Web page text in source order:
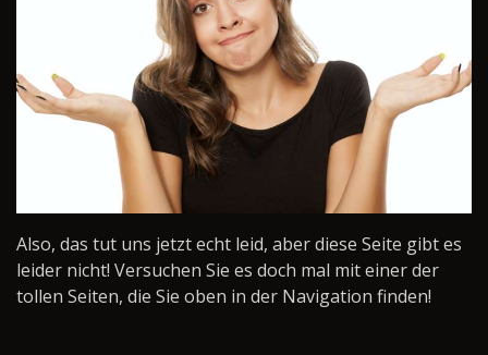
Also, das tut uns jetzt echt leid, aber diese Seite gibt es
leider nicht! Versuchen Sie es doch mal mit einer der
tollen Seiten, die Sie oben in der Navigation finden!